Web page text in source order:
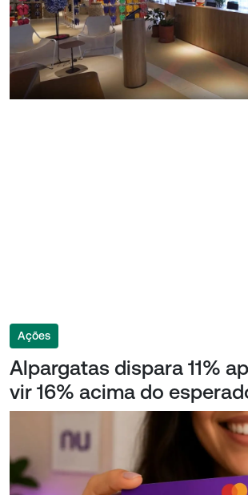
Ações
Alpargatas dispara 11%
vir 16% acima do